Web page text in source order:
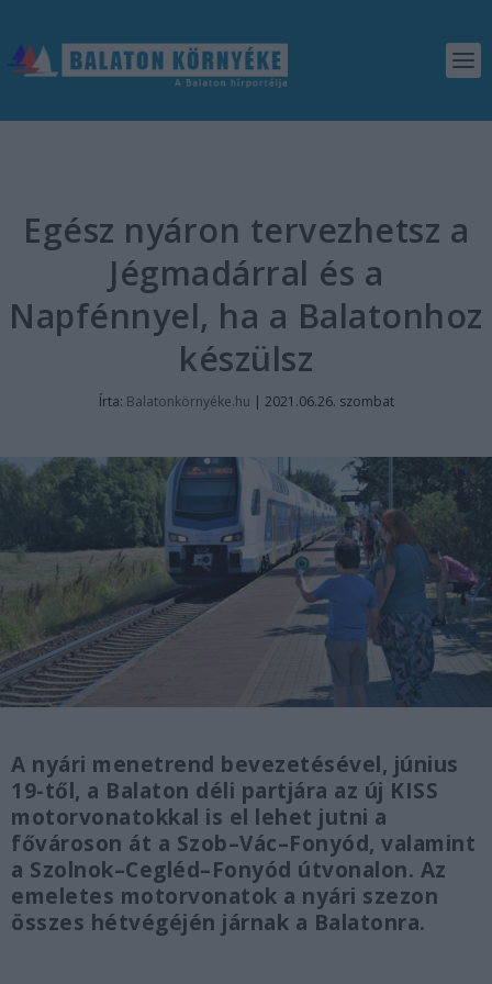
Egész nyáron tervezhetsz a
Jégmadárral és a
Napfénnyel, ha a Balatonhoz
készülsz
Írta: Balatonkörnyéke.hu | 2021.06.26. szombat
A nyári menetrend bevezetésével, június
19-től, a Balaton déli partjára az új KISS
motorvonatokkal is el lehet jutni a
fővároson át a Szob–Vác–Fonyód, valamint
a Szolnok–Cegléd–Fonyód útvonalon. Az
emeletes motorvonatok a nyári szezon
összes hétvégéjén járnak a Balatonra.